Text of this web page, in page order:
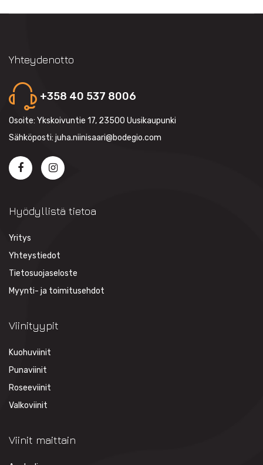
Yhteydenotto
+358 40 537 8006
Osoite: Ykskoivuntie 17, 23500 Uusikaupunki
Sähköposti: juha.niinisaari@bodegio.com
Hyödyllistä tietoa
Yritys
Yhteystiedot
Tietosuojaseloste
Myynti- ja toimitusehdot
Viinityypit
Kuohuviinit
Punaviinit
Roseeviinit
Valkoviinit
Viinit maittain